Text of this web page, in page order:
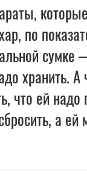
по
хранить. А
что ей надо
а ей